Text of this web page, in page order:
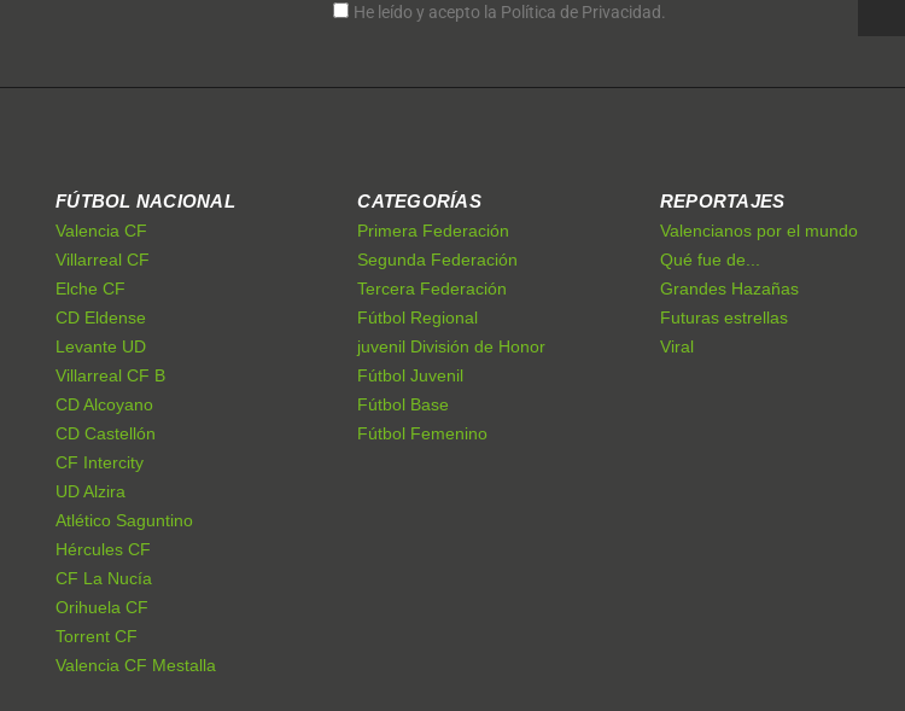
He leído y acepto la Política de Privacidad.
FÚTBOL NACIONAL
Valencia CF
Villarreal CF
Elche CF
CD Eldense
Levante UD
Villarreal CF B
CD Alcoyano
CD Castellón
CF Intercity
UD Alzira
Atlético Saguntino
Hércules CF
CF La Nucía
Orihuela CF
Torrent CF
Valencia CF Mestalla
CATEGORÍAS
Primera Federación
Segunda Federación
Tercera Federación
Fútbol Regional
juvenil División de Honor
Fútbol Juvenil
Fútbol Base
Fútbol Femenino
REPORTAJES
Valencianos por el mundo
Qué fue de...
Grandes Hazañas
Futuras estrellas
Viral